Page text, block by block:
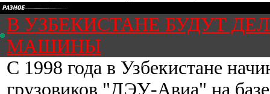
В УЗБЕКИСТАНЕ БУДУТ
МАШИНЫ
С 1998 года в Узбекистане
грузовиков "ДЭУ-Авиа" на